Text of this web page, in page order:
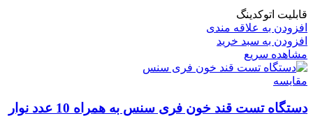
قابلیت اتوکدینگ
افزودن به علاقه مندی
افزودن به سبد خرید
مشاهده سریع
مقایسه
دستگاه تست قند خون فری سنس به همراه 10 عدد نوار